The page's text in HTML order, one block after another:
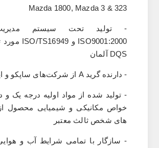
Mazda 1800, Mazda 3 & 323
- تولید تحت سیستم
ISO9001:2000 و ISO/TS16949 مورد
DQS آلمان
- دارنده گریدA از شرکت‌های ساپکو و
- تولید شده از مواد اولیه درجه یک و
خواص مکانیکی و شیمیایی محصول از
های شخص ثالث معتبر
- سازگار با تمامی شرایط آب‌ و